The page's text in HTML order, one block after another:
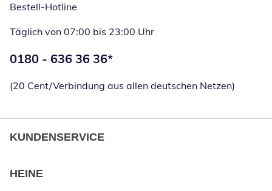
Bestell-Hotline
Täglich von 07:00 bis 23:00 Uhr
Telefonnummer:
0180 - 636 36 36*
(20 Cent/Verbindung aus allen deutschen Netzen)
KUNDENSERVICE
HEINE